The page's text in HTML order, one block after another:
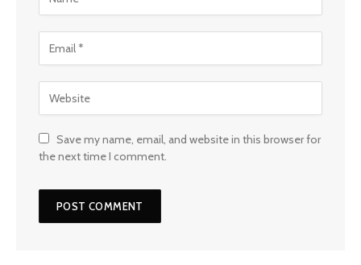
Save my name, email, and website in this browser for
the next time I comment.